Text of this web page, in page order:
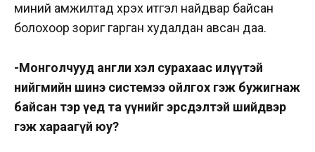
миний амжилтад хүрэх итгэл найдвар байсан
болохоор зориг гарган худалдан авсан даа.
-Монголчууд англи хэл сурахаас илүүтэй
нийгмийн шинэ системээ ойлгох гэж бужигнаж
байсан тэр үед та үүнийг эрсдэлтэй шийдвэр
гэж хараагүй юу?